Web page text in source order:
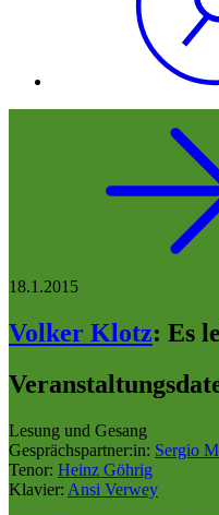
18.1.2015
Volker Klotz: Es
Lesung und Gesang
Gesprächspartner:in: Sergio
Tenor: Heinz Göhrig
Klavier: Ansi Verwey